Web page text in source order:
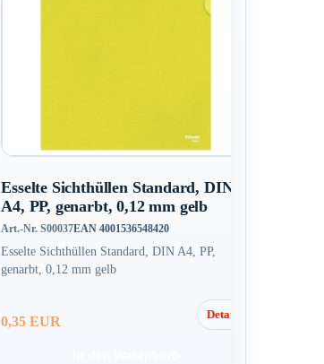
Esselte Sichthüllen Standard, DIN
A4, PP, genarbt, 0,12 mm gelb
Art.-Nr. S00037EAN 4001536548420
Esselte Sichthüllen Standard, DIN A4, PP,
genarbt, 0,12 mm gelb
0,35 EUR Details